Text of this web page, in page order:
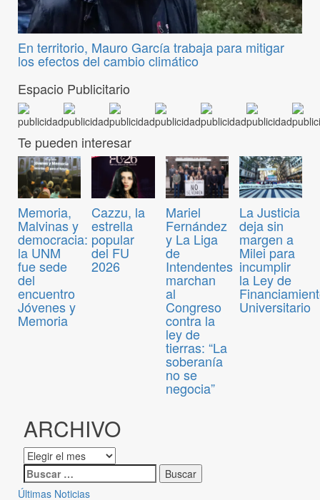
En territorio, Mauro García trabaja para mitigar
los efectos del cambio climático
Espacio Publicitario
Te pueden interesar
Memoria,
Malvinas y
democracia:
la UNM
fue sede
del
encuentro
Jóvenes y
Memoria
Cazzu, la
estrella
popular
del FU
2026
Mariel
Fernández
y La Liga
de
Intendentes
marchan
al
Congreso
contra la
ley de
tierras: “La
soberanía
no se
negocia”
La Justicia
deja sin
margen a
Milei para
incumplir
la Ley de
Universitario
ARCHIVO
Últimas Noticias